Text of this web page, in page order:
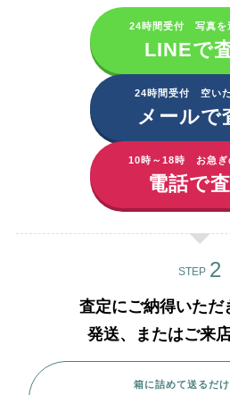
24時間受付 写真を
LINEで
24時間受付 空い
メールで
10時～18時 お急ぎ
電話で
STEP
査定にご納得いただ
発送、またはご来
箱に詰めて送るだ